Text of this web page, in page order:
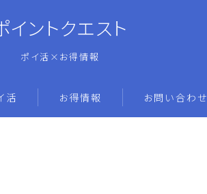
イントクエスト
ポイ活×お得情報
活 お得情報 お問い合わせ